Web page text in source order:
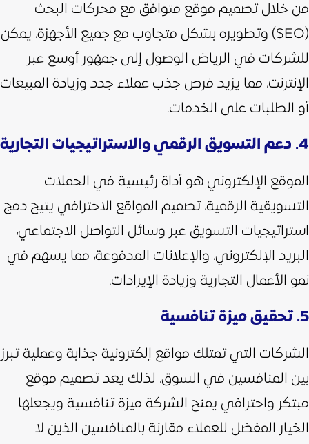
من خلال تصميم موقع متوافق مع محركات البحث
(SEO) وتطويره بشكل متجاوب مع جميع الأجهزة، يمكن
للشركات في الرياض الوصول إلى جمهور أوسع عبر
الإنترنت، مما يزيد فرص جذب عملاء جدد وزيادة المبيعات
أو الطلبات على الخدمات.
4. دعم التسويق الرقمي والاستراتيجيات التجارية
الموقع الإلكتروني هو أداة رئيسية في الحملات
التسويقية الرقمية، تصميم المواقع الاحترافي يتيح دمج
استراتيجيات التسويق عبر وسائل التواصل الاجتماعي،
البريد الإلكتروني، والإعلانات المدفوعة، مما يسهم في
نمو الأعمال التجارية وزيادة الإيرادات.
5. تحقيق ميزة تنافسية
الشركات التي تمتلك مواقع إلكترونية جذابة وعملية تبرز
بين المنافسين في السوق، لذلك يعد تصميم موقع
مبتكر واحترافي يمنح الشركة ميزة تنافسية ويجعلها
الخيار المفضل للعملاء مقارنة بالمنافسين الذين لا